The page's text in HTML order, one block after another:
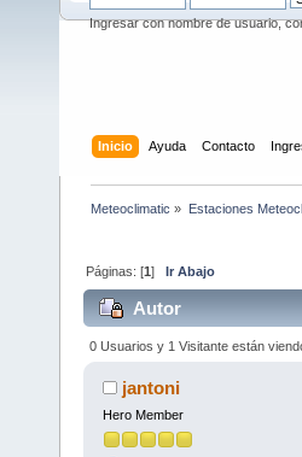
Ingresar con nombre de usuario,
Inicio Ayuda Contacto
Meteoclimatic » Estaciones
Páginas: [1]Ir Abajo
Autor
0 Usuarios y 1 Visitante están
jantoni
Hero Member